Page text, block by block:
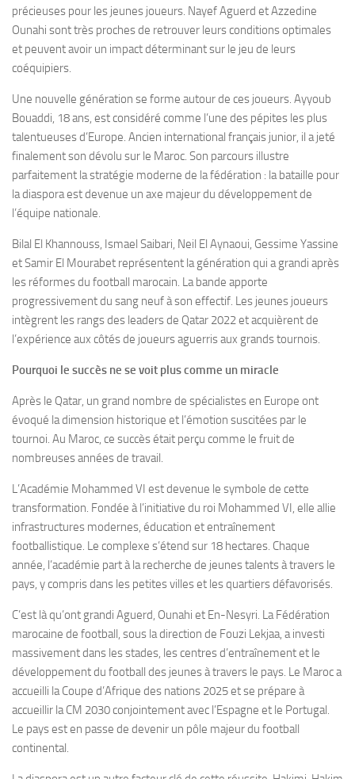
précieuses pour les jeunes joueurs. Nayef Aguerd et Azzedine
Ounahi sont très proches de retrouver leurs conditions optimales
et peuvent avoir un impact déterminant sur le jeu de leurs
coéquipiers.
Une nouvelle génération se forme autour de ces joueurs. Ayyoub
Bouaddi, 18 ans, est considéré comme l’une des pépites les plus
talentueuses d’Europe. Ancien international français junior, il a jeté
finalement son dévolu sur le Maroc. Son parcours illustre
parfaitement la stratégie moderne de la fédération : la bataille pour
la diaspora est devenue un axe majeur du développement de
l’équipe nationale.
Bilal El Khannouss, Ismael Saibari, Neil El Aynaoui, Gessime Yassine
et Samir El Mourabet représentent la génération qui a grandi après
les réformes du football marocain. La bande apporte
progressivement du sang neuf à son effectif. Les jeunes joueurs
intègrent les rangs des leaders de Qatar 2022 et acquièrent de
l’expérience aux côtés de joueurs aguerris aux grands tournois.
Pourquoi le succès ne se voit plus comme un miracle
Après le Qatar, un grand nombre de spécialistes en Europe ont
évoqué la dimension historique et l’émotion suscitées par le
tournoi. Au Maroc, ce succès était perçu comme le fruit de
nombreuses années de travail.
L’Académie Mohammed VI est devenue le symbole de cette
transformation. Fondée à l’initiative du roi Mohammed VI, elle allie
infrastructures modernes, éducation et entraînement
footballistique. Le complexe s’étend sur 18 hectares. Chaque
année, l’académie part à la recherche de jeunes talents à travers le
pays, y compris dans les petites villes et les quartiers défavorisés.
C’est là qu’ont grandi Aguerd, Ounahi et En-Nesyri. La Fédération
marocaine de football, sous la direction de Fouzi Lekjaa, a investi
massivement dans les stades, les centres d’entraînement et le
développement du football des jeunes à travers le pays. Le Maroc a
accueilli la Coupe d’Afrique des nations 2025 et se prépare à
accueillir la CM 2030 conjointement avec l’Espagne et le Portugal.
Le pays est en passe de devenir un pôle majeur du football
continental.